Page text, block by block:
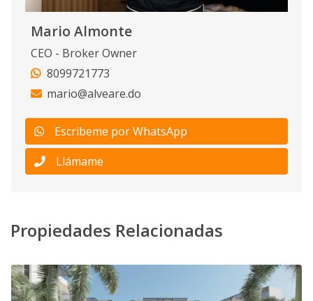
Mario Almonte
CEO - Broker Owner
8099721773
mario@alveare.do
Escribeme por WhatsApp
Llámame
Propiedades Relacionadas